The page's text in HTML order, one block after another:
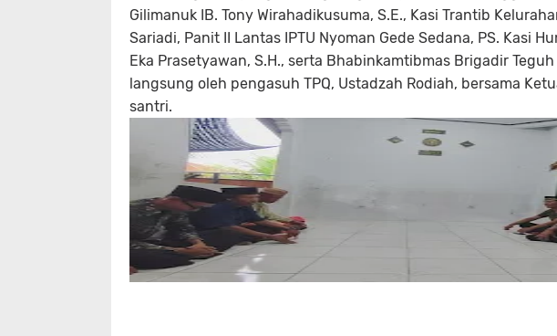
Gilimanuk IB. Tony Wirahadikusuma, S.E., Kasi Trantib
Sariadi, Panit II Lantas IPTU Nyoman Gede Sedana, PS. Kasi
Eka Prasetyawan, S.H., serta Bhabinkamtibmas Brigadir
langsung oleh pengasuh TPQ, Ustadzah Rodiah, bersama
santri.